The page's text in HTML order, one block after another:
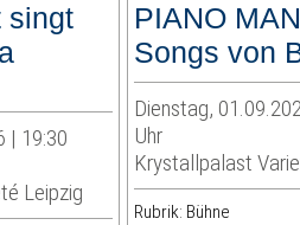
singt
| 19:30
Leipzig
PIANO
Songs von
Dienstag,
Uhr
Krystallpalast
Rubrik: Bühne